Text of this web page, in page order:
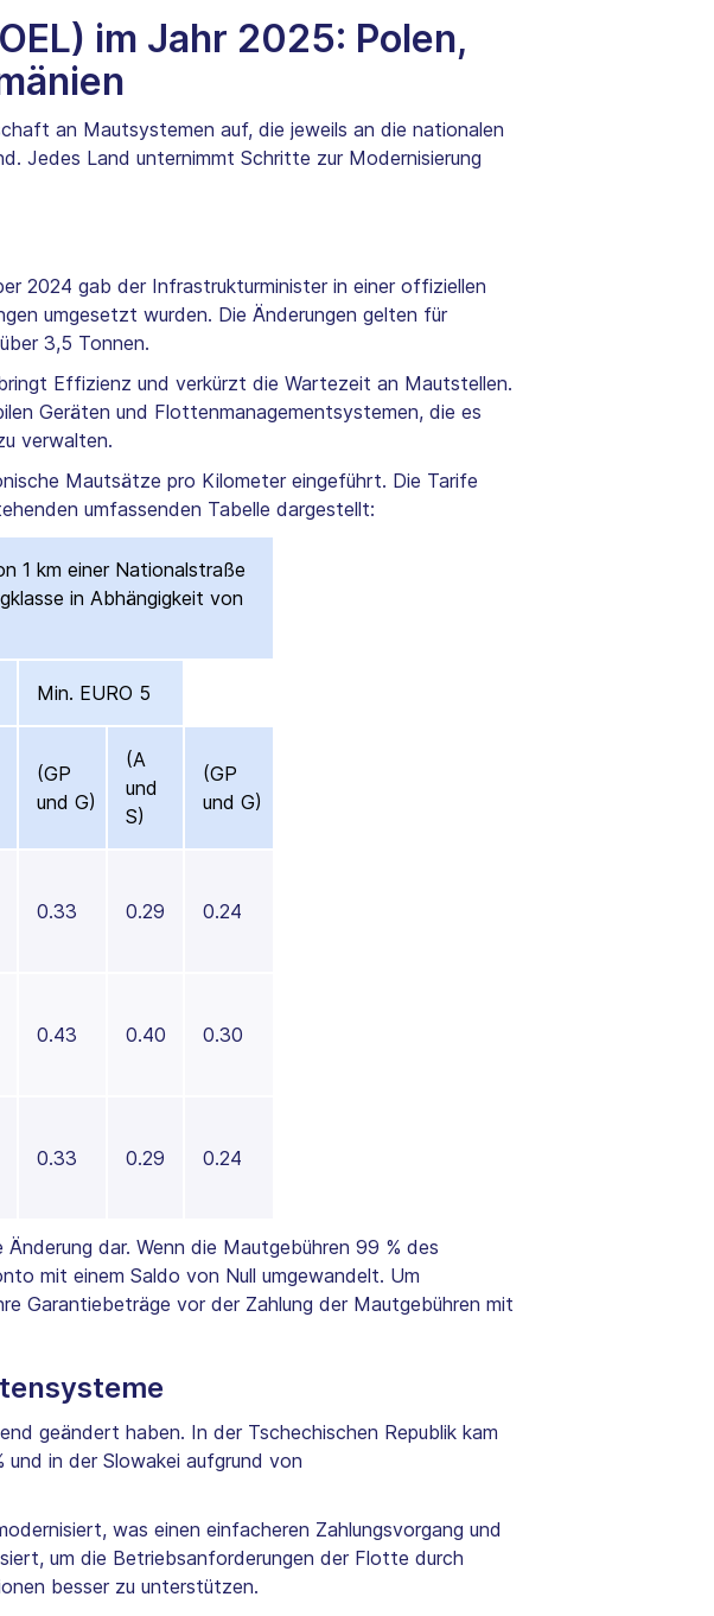
im Jahr 2025: Polen,
an Mautsystemen auf, die jeweils an die nationalen
Jedes Land unternimmt Schritte zur Modernisierung
2024 gab der Infrastrukturminister in einer offiziellen
umgesetzt wurden. Die Änderungen gelten für
3,5 Tonnen.
Effizienz und verkürzt die Wartezeit an Mautstellen.
Geräten und Flottenmanagementsystemen, die es
verwalten.
Mautsätze pro Kilometer eingeführt. Die Tarife
umfassenden Tabelle dargestellt:
1 km einer Nationalstraße
in Abhängigkeit von
Min. EURO 5
(GP
und G)
(A
und
S)
(GP
und G)
0.33 0.29 0.24
0.43 0.40 0.30
0.33 0.29 0.24
dar. Wenn die Mautgebühren 99 % des
mit einem Saldo von Null umgewandelt. Um
Garantiebeträge vor der Zahlung der Mautgebühren mit
geändert haben. In der Tschechischen Republik kam
in der Slowakei aufgrund von
was einen einfacheren Zahlungsvorgang und
um die Betriebsanforderungen der Flotte durch
besser zu unterstützen.